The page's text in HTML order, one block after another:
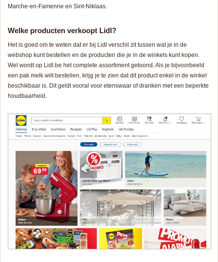
Marche-en-Famenne en Sint-Niklaas.
Welke producten verkoopt Lidl?
Het is goed om te weten dat er bij Lidl verschil zit tussen wat je in de
webshop kunt bestellen en de producten die je in de winkels kunt kopen.
Wel wordt op Lidl.be het complete assortiment getoond. Als je bijvoorbeeld
een pak melk wilt bestellen, krijg je te zien dat dit product enkel in de winkel
beschikbaar is. Dit geldt vooral voor etenswaar of dranken met een beperkte
houdbaarheid.